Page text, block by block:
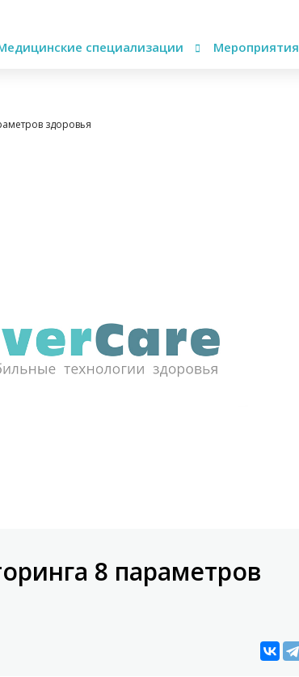
специализации Мероприятия
здоровья
8 параметров